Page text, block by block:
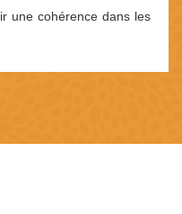
une cohérence dans les